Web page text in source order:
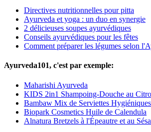
Directives nutritionnelles pour pitta
Ayurveda et yoga : un duo en synergie
2 délicieuses soupes ayurvédiques
Conseils ayurvédiques pour les fêtes
Comment préparer les légumes selon
Ayurveda101, c'est par exemple:
Maharishi Ayurveda
KIDS 2in1 Shampoing-Douche au
Bambaw Mix de Serviettes
Biopark Cosmetics Huile de Calendula
Alnatura Bretzels à l'Épeautre et au